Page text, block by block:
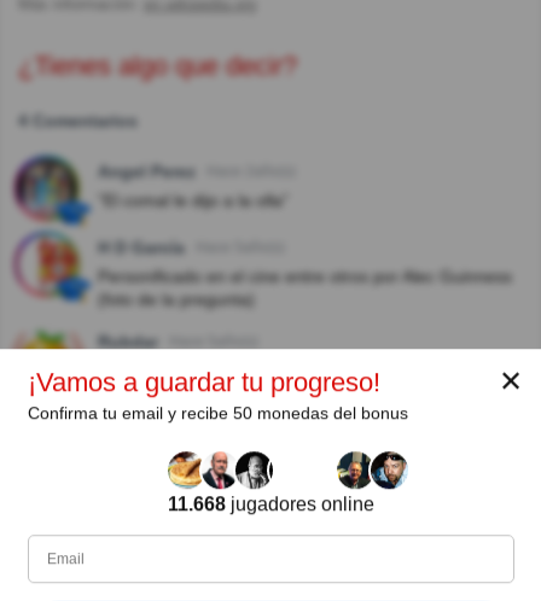
¿Tienes algo que decir?
4 Comentarios
Angel Perez
"El comal le dijo a la olla"
H D García
Personificado en el cine entre otros por Alec Guinness
(foto de la pregunta)
Rubdar
¿Qué hacemos con el verdadero George Smiley,
economista y escritor cuyo perfil está en Facebook y
Linkedin?
Hilda María Medina Medina Hace 5año(s)
Muy buen planteamiento de question Interesante
Autor:
✕
¡Vamos a guardar tu progreso!
Confirma tu email y recibe 50 monedas del bonus
11.668jugadores online